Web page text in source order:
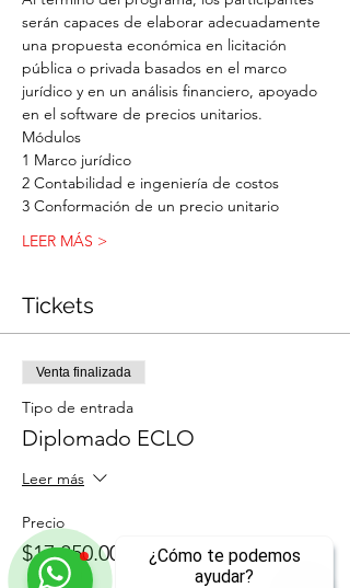
¿Cómo te podemos
ayudar?
serán capaces de elaborar adecuadamente
una propuesta económica en licitación
pública o privada basados en el marco
jurídico y en un análisis financiero, apoyado
en el software de precios unitarios.
Módulos
1 Marco jurídico
2 Contabilidad e ingeniería de costos
3 Conformación de un precio unitario
LEER MÁS >
Tickets
Venta finalizada
Tipo de entrada
Diplomado ECLO
Leer más
Precio
$17,850.00